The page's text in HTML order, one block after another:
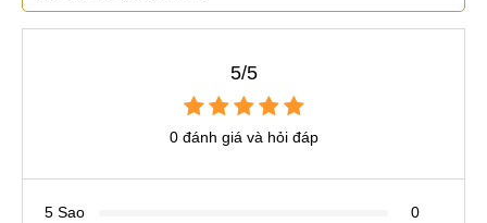
5/5
0 đánh giá và hỏi đáp
5 Sao
0